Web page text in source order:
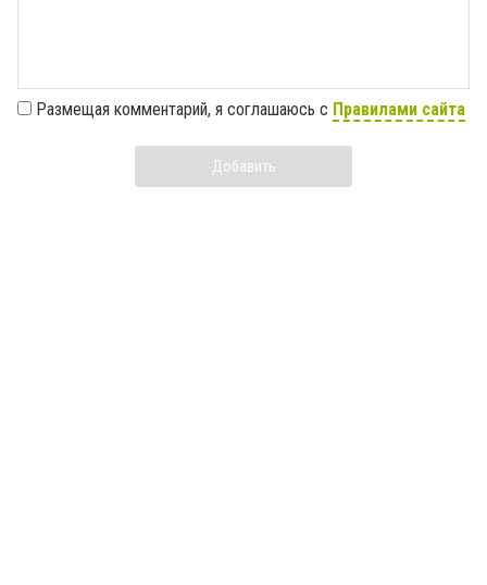
Размещая комментарий, я соглашаюсь с Правилами сайта
Добавить